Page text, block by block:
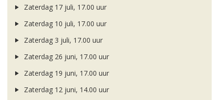
Zaterdag 17 juli, 17.00 uur
Zaterdag 10 juli, 17.00 uur
Zaterdag 3 juli, 17.00 uur
Zaterdag 26 juni, 17.00 uur
Zaterdag 19 juni, 17.00 uur
Zaterdag 12 juni, 14.00 uur